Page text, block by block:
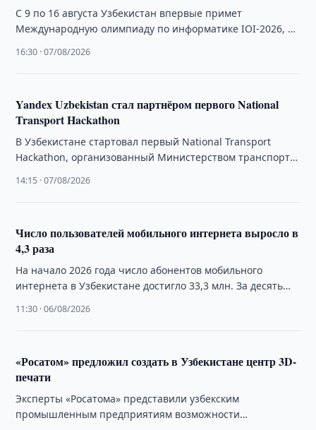
С 9 по 16 августа Узбекистан впервые примет
Международную олимпиаду по информатике IOI-2026, в
16:30 · 07/08/2026
Yandex Uzbekistan стал партнёром первого National
Transport Hackathon
В Узбекистане стартовал первый National Transport
Hackathon, организованный Министерством транспорта,
течение трёх дней …
14:15 · 07/08/2026
Число пользователей мобильного интернета выросло в
4,3 раза
На начало 2026 года число абонентов мобильного
интернета в Узбекистане достигло 33,3 млн. За десять
11:30 · 06/08/2026
«Росатом» предложил создать в Узбекистане центр 3D-
печати
Эксперты «Росатома» представили узбекским
промышленным предприятиям возможности